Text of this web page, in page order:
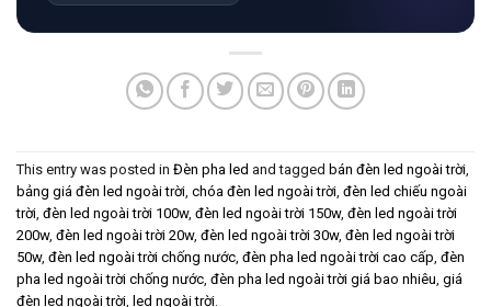
This entry was posted in Đèn pha led and tagged bán đèn led ngoài trời,
bảng giá đèn led ngoài trời, chóa đèn led ngoài trời, đèn led chiếu ngoài
trời, đèn led ngoài trời 100w, đèn led ngoài trời 150w, đèn led ngoài trời
200w, đèn led ngoài trời 20w, đèn led ngoài trời 30w, đèn led ngoài trời
50w, đèn led ngoài trời chống nước, đèn pha led ngoài trời cao cấp, đèn
pha led ngoài trời chống nước, đèn pha led ngoài trời giá bao nhiêu, giá
đèn led ngoài trời, led ngoài trời.